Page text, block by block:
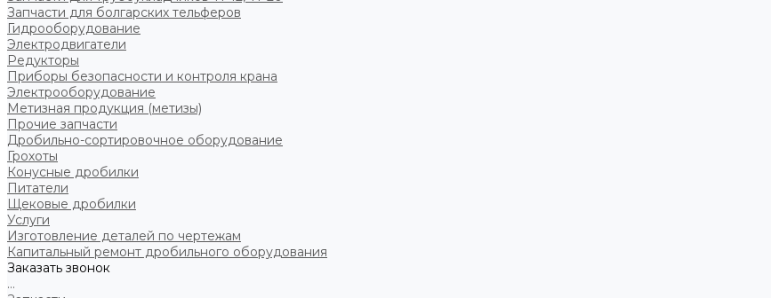
Запчасти для болгарских тельферов
Гидрооборудование
Электродвигатели
Редукторы
Приборы безопасности и контроля крана
Электрооборудование
Метизная продукция (метизы)
Прочие запчасти
Дробильно-сортировочное оборудование
Грохоты
Конусные дробилки
Питатели
Щековые дробилки
Услуги
Изготовление деталей по чертежам
Капитальный ремонт дробильного оборудования
Заказать звонок
...